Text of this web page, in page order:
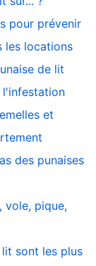
pour prévenir
les locations
de lit
l'infestation
et
des punaises
vole, pique,
sont les plus